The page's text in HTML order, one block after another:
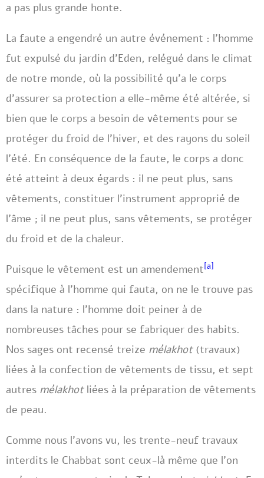
a pas plus grande honte.
La faute a engendré un autre événement : l’homme
fut expulsé du jardin d’Eden, relégué dans le climat
de notre monde, où la possibilité qu’a le corps
d’assurer sa protection a elle-même été altérée, si
bien que le corps a besoin de vêtements pour se
protéger du froid de l’hiver, et des rayons du soleil
l’été. En conséquence de la faute, le corps a donc
été atteint à deux égards : il ne peut plus, sans
vêtements, constituer l’instrument approprié de
l’âme ; il ne peut plus, sans vêtements, se protéger
du froid et de la chaleur.
Puisque le vêtement est un amendement[a]
spécifique à l’homme qui fauta, on ne le trouve pas
dans la nature : l’homme doit peiner à de
nombreuses tâches pour se fabriquer des habits.
Nos sages ont recensé treize mélakhot (travaux)
liées à la confection de vêtements de tissu, et sept
autres mélakhot liées à la préparation de vêtements
de peau.
Comme nous l’avons vu, les trente-neuf travaux
interdits le Chabbat sont ceux-là même que l’on